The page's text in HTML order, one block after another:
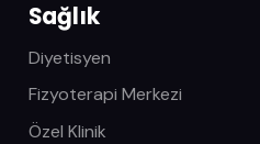
Sağlık
Diyetisyen
Fizyoterapi Merkezi
Özel Klinik